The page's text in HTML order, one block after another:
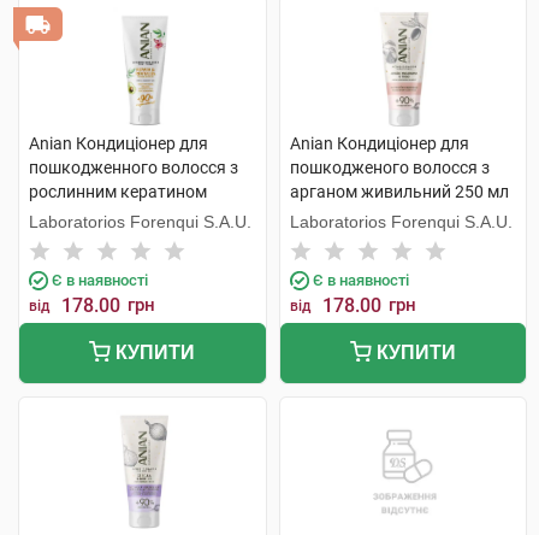
Anian Кондиціонер для
пошкодженного волосся з
рослинним кератином
відновлюючий 250 мл 1 туба
Laboratorios Forenqui S.A.U.
Є в наявності
від 178.00 грн
КУПИТИ
Anian Кондиціонер для
пошкодженого волосся з
арганом живильний 250 мл
1 туба
Laboratorios Forenqui S.A.U.
Є в наявності
від 178.00 грн
КУПИТИ